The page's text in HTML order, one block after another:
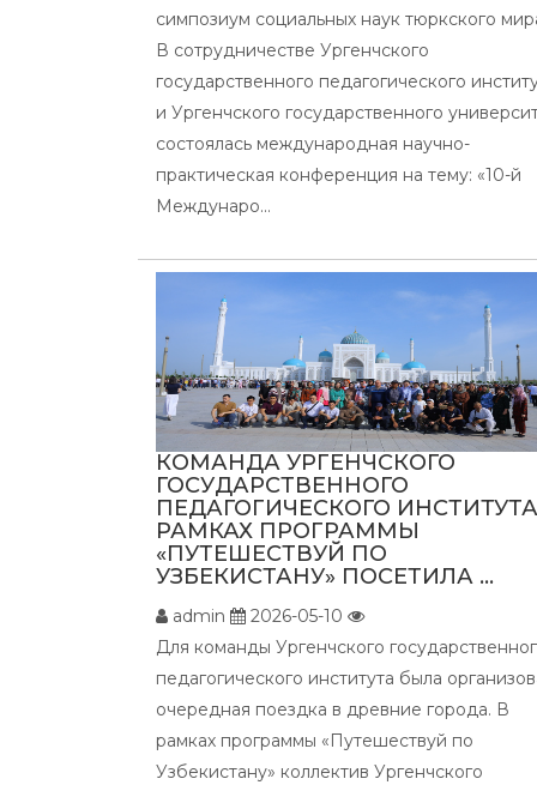
симпозиум социальных наук тюркского
В сотрудничестве Ургенчского
государственного педагогического
и Ургенчского государственного
состоялась международная научно-
практическая конференция на тему: «10-й
Междунаро...
КОМАНДА УРГЕНЧСКОГО
ГОСУДАРСТВЕННОГО
ПЕДАГОГИЧЕСКОГО
РАМКАХ ПРОГРАММЫ
«ПУТЕШЕСТВУЙ ПО
УЗБЕКИСТАНУ» ПОСЕТИЛА ...
admin
2026-05-10
Для команды Ургенчского
педагогического института была
очередная поездка в древние города. В
рамках программы «Путешествуй по
Узбекистану» коллектив Ургенчского